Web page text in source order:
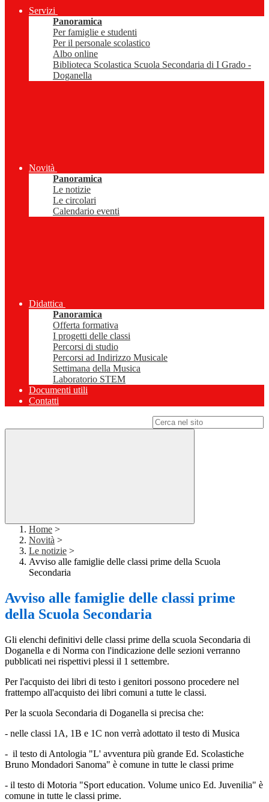
Servizi
Panoramica
Per famiglie e studenti
Per il personale scolastico
Albo online
Biblioteca Scolastica Scuola Secondaria di I Grado -
Doganella
Novità
Panoramica
Le notizie
Le circolari
Calendario eventi
Didattica
Panoramica
Offerta formativa
I progetti delle classi
Percorsi di studio
Percorsi ad Indirizzo Musicale
Settimana della Musica
Laboratorio STEM
Documenti utili
Contatti
Home >
Novità >
Le notizie >
Avviso alle famiglie delle classi prime della Scuola
Secondaria
Avviso alle famiglie delle classi prime
della Scuola Secondaria
Gli elenchi definitivi delle classi prime della scuola Secondaria di
Doganella e di Norma con l'indicazione delle sezioni verranno
pubblicati nei rispettivi plessi il 1 settembre.
Per l'acquisto dei libri di testo i genitori possono procedere nel
frattempo all'acquisto dei libri comuni a tutte le classi.
Per la scuola Secondaria di Doganella si precisa che:
- nelle classi 1A, 1B e 1C non verrà adottato il testo di Musica
- il testo di Antologia "L' avventura più grande Ed. Scolastiche
Bruno Mondadori Sanoma" è comune in tutte le classi prime
- il testo di Motoria "Sport education. Volume unico Ed. Juvenilia" è
comune in tutte le classi prime.